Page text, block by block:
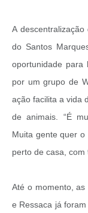
A
do Santos
oportunidade para
por um grupo de
ação facilita a vida
de animais. “É
Muita gente quer o
perto de casa, com
Até o momento, as
e Ressaca já